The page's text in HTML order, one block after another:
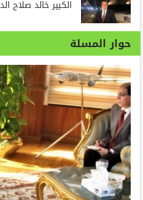
الكبير خالد صلاح
حوار المسلة